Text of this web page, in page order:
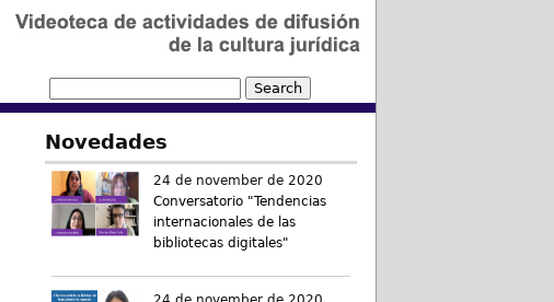
Novedades
24 de november de 2020
Conversatorio "Tendencias
internacionales de las
bibliotecas digitales"